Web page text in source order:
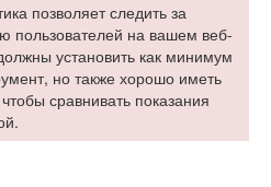
позволяет следить за
пользователей на вашем веб-
установить как минимум
но также хорошо иметь
сравнивать показания